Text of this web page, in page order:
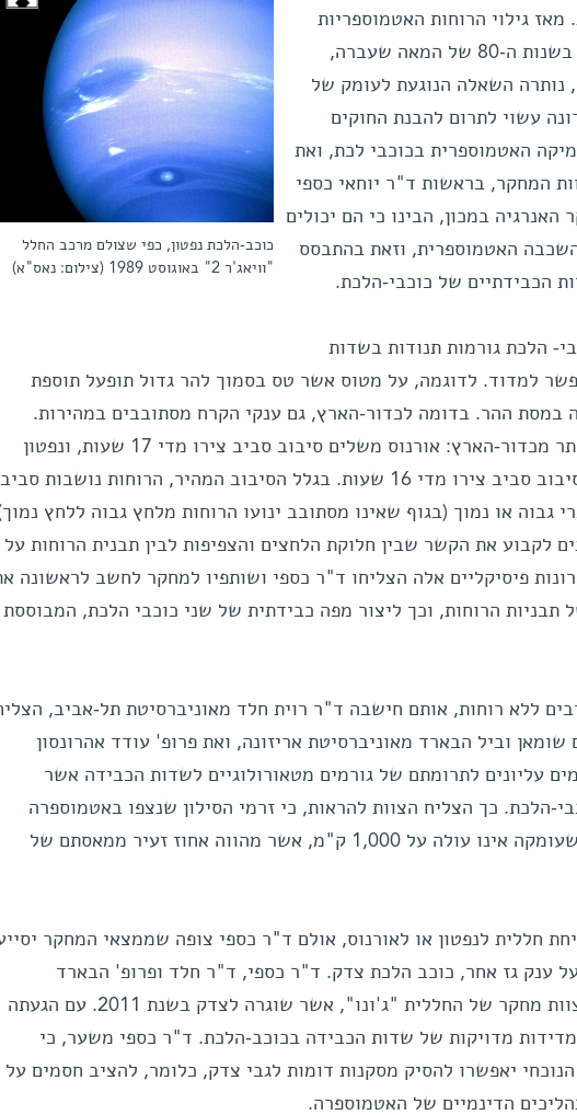
כוכב-הלכת נפטון, כפי שצולם מרכב החלל
"וויאג'ר 2" באוגוסט 1989 (צילום: נאס"א)
מאז גילוי הרוחות האטמוספריות
החזקות על פני נפטון ואורנוס, בשנות ה-80 של המאה שעברה,
החללית "וויאג'ר 2", נותרה השאלה הנוגעת לעומק של
עשוי לתרום להבנת החוקים
האטמוספרית בכוכבי לכת, ואת
המחקר, בראשות ד"ר יוחאי כספי
במכון, הבינו כי הם יכולים
האטמוספרית, וזאת בהתבסס
הכבידתיים של כוכבי-הלכת.
הלכת גורמות תנודות בשדות
למדוד. לדוגמה, על מטוס אשר טס בסמוך להר גדול תופעל תוספת
במסת ההר. בדומה לכדור-הארץ, גם ענקי הקרח מסתובבים במהירות.
למעשה, הם מסתובבים מהר יותר מכדור-הארץ: אורנוס משלים סיבוב סביב צירו מדי 17 שעות, ונפטון
מהיר עוד יותר – הוא משלים סיבוב סביב צירו מדי 16 שעות. בגלל הסיבוב המהיר, הרוחות נושבות סביב
גבוה או נמוך (בגוף שאינו מסתובב ינועו הרוחות מלחץ גבוה ללחץ
לקבוע את הקשר שבין חלוקת הלחצים והצפיפות לבין תבנית הרוחות על
פיסיקליים אלה הצליחו ד"ר כספי ושותפיו למחקר לחשב לראשונה
הרוחות, וכך ליצור מפה כבידתית של שני כוכבי הלכת, המבוססת
ללא רוחות, אותם חישבה ד"ר רוית חלד מאוניברסיטת תל-אביב,
וביל הבארד מאוניברסיטת אריזונה, ואת פרופ' עודד אהרונסון
עליונים לתרומתם של גורמים מטאורולוגיים לשדות הכבידה אשר
הלכת. כך הצליח הצוות להראות, כי זרמי הסילון שנצפו באטמוספרה
מוגבלים ל"שכבת מזג אוויר" שעומקה אינו עולה על 1,000 ק"מ, אשר מהווה אחוז זעיר ממאסתם של
חללית לנפטון או לאורנוס, אולם ד"ר כספי צופה שממצאי המחקר
ענק גז אחר, כוכב הלכת צדק. ד"ר כספי, ד"ר חלד ופרופ' הבארד
משתתפים, במסגרת נאס"א, בצוות מחקר של החללית "ג'ונו", אשר שוגרה לצדק בשנת 2011. עם הגעתה
היא תספק מדידות מדויקות של שדות הכבידה בכוכב-הלכת. ד"ר כספי משער, כי
יאפשרו להסיק מסקנות דומות לגבי צדק, כלומר, להציב חסמים על
הדינמיים של האטמוספרה.